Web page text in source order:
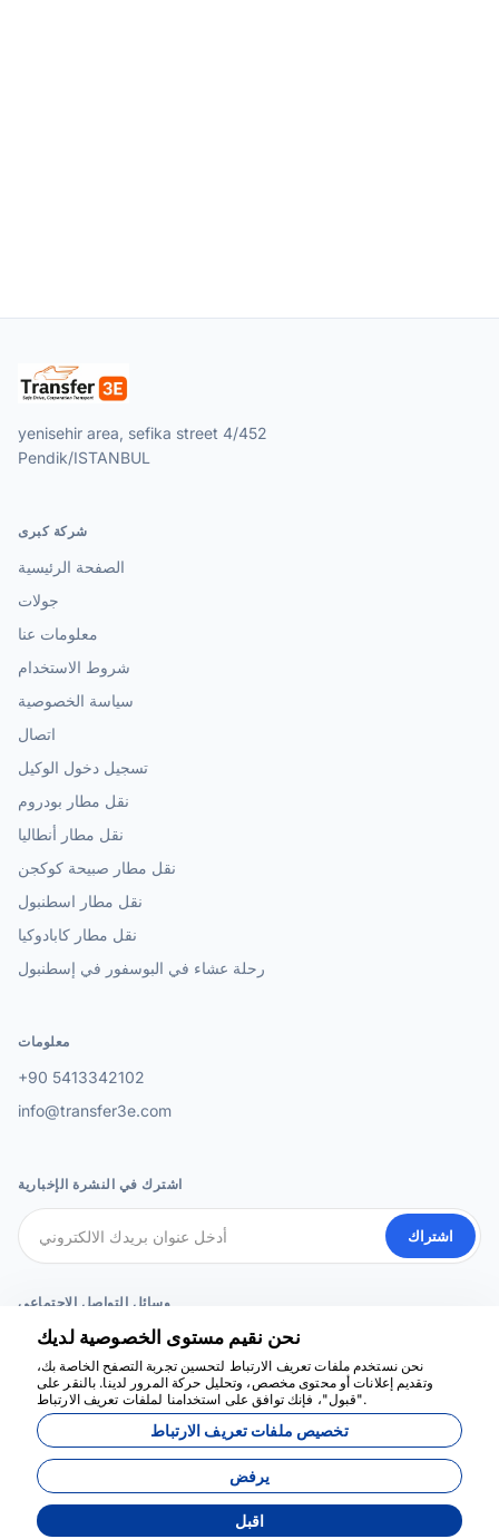
yenisehir area, sefika street 4/452
Pendik/ISTANBUL
شركة كبرى
الصفحة الرئيسية
جولات
معلومات عنا
شروط الاستخدام
سياسة الخصوصية
اتصال
تسجيل دخول الوكيل
نقل مطار بودروم
نقل مطار أنطاليا
نقل مطار صبيحة كوكجن
نقل مطار اسطنبول
نقل مطار كابادوكيا
رحلة عشاء في البوسفور في إسطنبول
معلومات
+90 5413342102
info@transfer3e.com
اشترك في النشرة الإخبارية
اشتراك
وسائل التواصل الاجتماعي
طورت بواسطة
نحن نقيم مستوى الخصوصية لديك
نحن نستخدم ملفات تعريف الارتباط لتحسين تجربة التصفح الخاصة بك،
وتقديم إعلانات أو محتوى مخصص، وتحليل حركة المرور لدينا. بالنقر على
"قبول"، فإنك توافق على استخدامنا لملفات تعريف الارتباط.
تخصيص ملفات تعريف الارتباط
يرفض
اقبل
نحن هنا للمساعدة